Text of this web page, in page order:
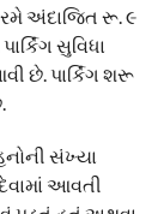
અંદાજિત રૂ. ૯
સુવિધા
છે. પાર્કિંગ શરૂ
સંખ્યા
આવતી